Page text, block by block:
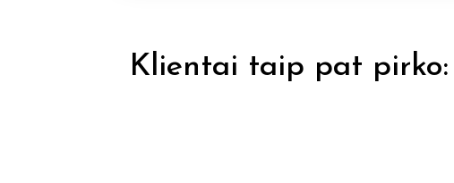
Klientai taip pat pirko: